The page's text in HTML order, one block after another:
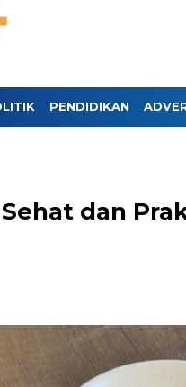
PENDIDIKAN
dan